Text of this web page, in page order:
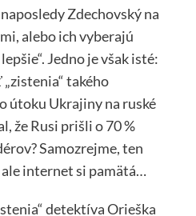
Zdechovský na
alebo ich vyberajú
Jedno je však isté:
takého
útoku Ukrajiny na ruské
že Rusi prišli o 70 %
Samozrejme, ten
internet si pamätá…
detektíva Orieška